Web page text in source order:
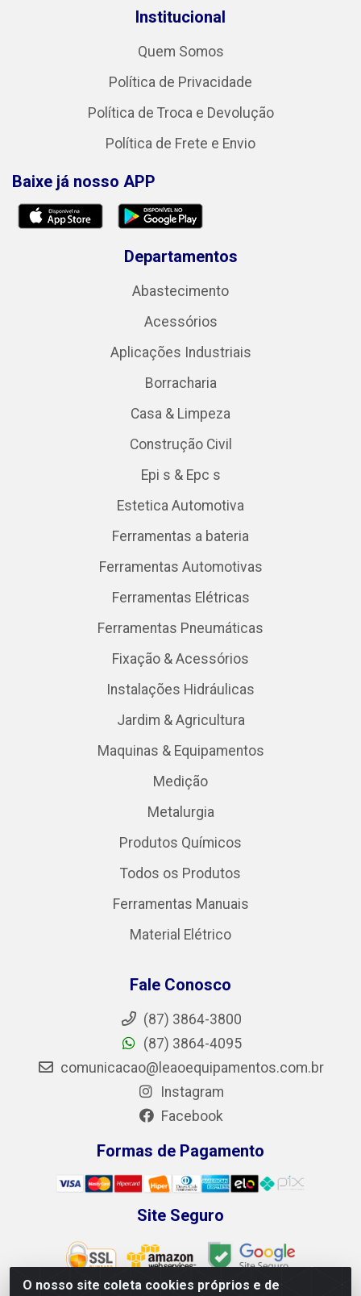
O nosso site coleta cookies próprios e de
Institucional
Quem Somos
Política de Privacidade
Política de Troca e Devolução
Política de Frete e Envio
Baixe já nosso APP
Departamentos
Abastecimento
Acessórios
Aplicações Industriais
Borracharia
Casa & Limpeza
Construção Civil
Epi s & Epc s
Estetica Automotiva
Ferramentas a bateria
Ferramentas Automotivas
Ferramentas Elétricas
Ferramentas Pneumáticas
Fixação & Acessórios
Instalações Hidráulicas
Jardim & Agricultura
Maquinas & Equipamentos
Medição
Metalurgia
Produtos Químicos
Todos os Produtos
Ferramentas Manuais
Material Elétrico
Fale Conosco
(87) 3864-3800
(87) 3864-4095
comunicacao@leaoequipamentos.com.br
Instagram
Facebook
Formas de Pagamento
Site Seguro